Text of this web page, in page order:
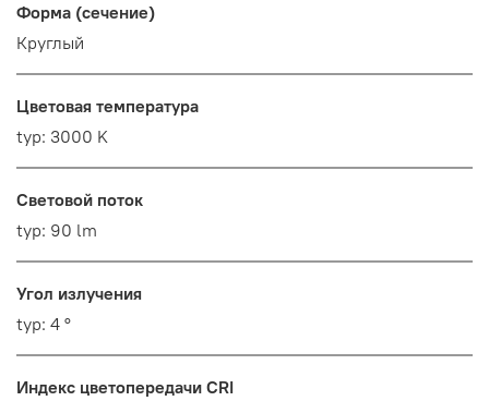
Форма (сечение)
Круглый
Цветовая температура
typ: 3000 K
Световой поток
typ: 90 lm
Угол излучения
typ: 4 °
Индекс цветопередачи CRI